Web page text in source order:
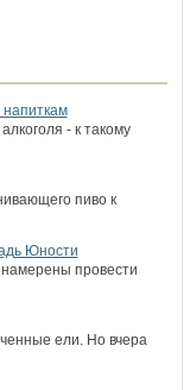
напиткам
- к такому
пиво к
Юности
провести
ели. Но вчера